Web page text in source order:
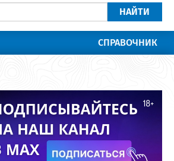
НАЙТИ
СПРАВОЧНИК